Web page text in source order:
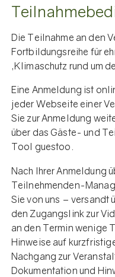
Die Teilnahme an den
Fortbildungsreihe für
„Klimaschutz rund um
Eine Anmeldung ist
jeder Webseite einer
Sie zur Anmeldung
über das Gäste- und
Tool guestoo.
Nach Ihrer Anmeldung
Teilnehmenden-
Sie von uns – versandt
den Zugangslink zur
an den Termin wenige
Hinweise auf
Nachgang zur
Dokumentation und